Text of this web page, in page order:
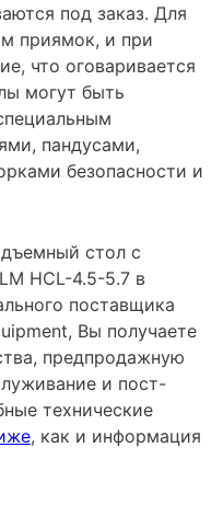
под заказ. Для
приямок, и при
что оговаривается
могут быть
пандусами,
безопасности и
стол с
HCL-4.5-5.7 в
поставщика
Вы получаете
предпродажную
и пост-
технические
, как и информация